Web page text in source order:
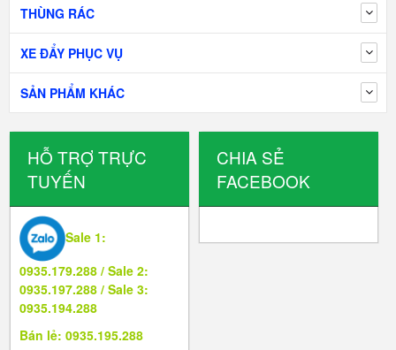
THÙNG RÁC
XE ĐẨY PHỤC VỤ
SẢN PHẨM KHÁC
HỖ TRỢ TRỰC
TUYẾN
Sale 1:
0935.179.288 / Sale 2:
0935.197.288 / Sale 3:
0935.194.288
Bán lẻ: 0935.195.288
CHIA SẺ
FACEBOOK